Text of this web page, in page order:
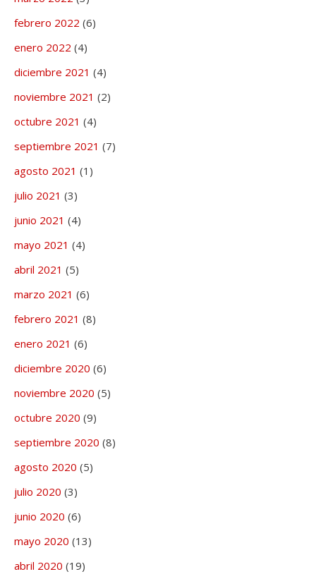
febrero 2022 (6)
enero 2022 (4)
diciembre 2021 (4)
noviembre 2021 (2)
octubre 2021 (4)
septiembre 2021 (7)
agosto 2021 (1)
julio 2021 (3)
junio 2021 (4)
mayo 2021 (4)
abril 2021 (5)
marzo 2021 (6)
febrero 2021 (8)
enero 2021 (6)
diciembre 2020 (6)
noviembre 2020 (5)
octubre 2020 (9)
septiembre 2020 (8)
agosto 2020 (5)
julio 2020 (3)
junio 2020 (6)
mayo 2020 (13)
abril 2020 (19)